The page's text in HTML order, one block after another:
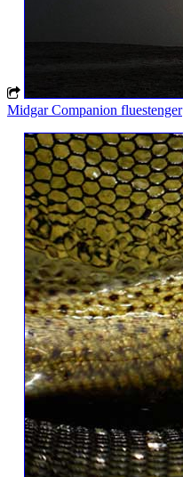
Midgar Companion fluestenger